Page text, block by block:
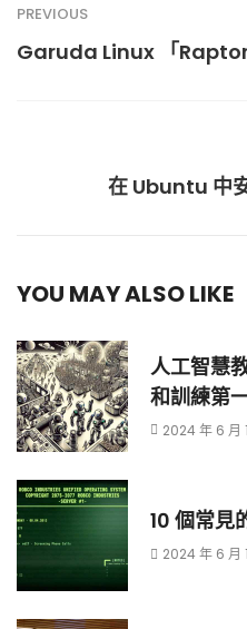
PREVIOUS
Garuda Linux 「
在 Ubuntu 中
YOU MAY ALSO LIKE
人工智慧
和訓練第
2024 年 6 月
10 個常見
2024 年 6 月